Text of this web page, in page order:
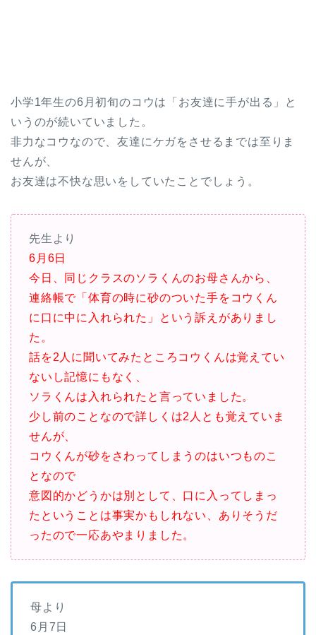
小学1年生の6月初旬のコウは「お友達に手が出る」と
いうのが続いていました。
非力なコウなので、友達にケガをさせるまでは至りま
せんが、
お友達は不快な思いをしていたことでしょう。
先生より
6月6日
今日、同じクラスのソラくんのお母さんから、
連絡帳で「体育の時に砂のついた手をコウくん
に口に中に入れられた」という訴えがありまし
た。
話を2人に聞いてみたところコウくんは覚えてい
ないし記憶にもなく、
ソラくんは入れられたと言っていました。
少し前のことなので詳しくは2人とも覚えていま
せんが、
コウくんが砂をさわってしまうのはいつものこ
となので
意図的かどうかは別として、口に入ってしまっ
たということは事実かもしれない、ありそうだ
ったので一応あやまりました。
母より
6月7日